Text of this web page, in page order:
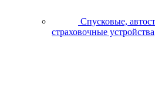
Спусковые,
страховочные устройства